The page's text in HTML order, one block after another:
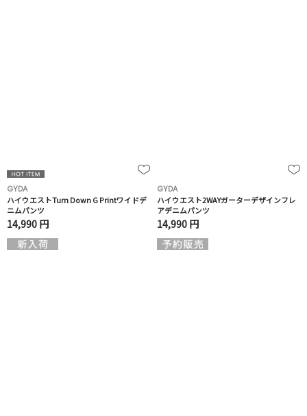
GYDA
ハイウエストTurn Down G Printワイドデ
ニムパンツ
14,990 円
GYDA
ハイウエスト2WAYガーターデザインフレ
アデニムパンツ
14,990 円